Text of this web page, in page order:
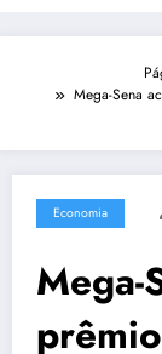
Mega-Sena
Economia
Mega-